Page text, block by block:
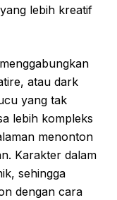
lebih kreatif
atau dark
yang tak
lebih kompleks
menonton
Karakter dalam
sehingga
dengan cara